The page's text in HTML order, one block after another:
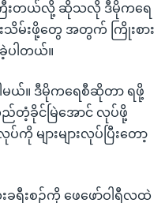
ြီးတယ်လို့ ဆိုသလို ဒီမိုကရေ
သိမ်းဖို့တွေ အတွက် ကြိုးစား
ပါတယ်။
မယ်။ ဒီမိုကရေစီဆိုတာ ရဖို့
တံ့ခိုင်မြဲအောင် လုပ်ဖို့
များများလုပ်ပြီးတော့
ခရီးစဉ်ကို ဖေဖော်ဝါရီလထဲ